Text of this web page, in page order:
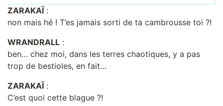
ZARAKAÏ :
non mais hé ! T’es jamais sorti de ta cambrousse toi ?!
WRANDRALL :
ben… chez moi, dans les terres chaotiques, y a pas
trop de bestioles, en fait…
ZARAKAÏ :
C’est quoi cette blague ?!